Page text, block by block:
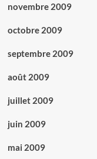
novembre 2009
octobre 2009
septembre 2009
août 2009
juillet 2009
juin 2009
mai 2009